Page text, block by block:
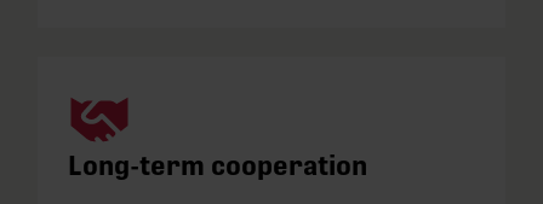
Long-term cooperation